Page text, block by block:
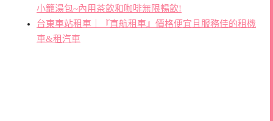
小籠湯包~內用茶飲和咖啡無限暢飲!
台東車站租車｜『直航租車』價格便宜且服務佳的租機
車&租汽車